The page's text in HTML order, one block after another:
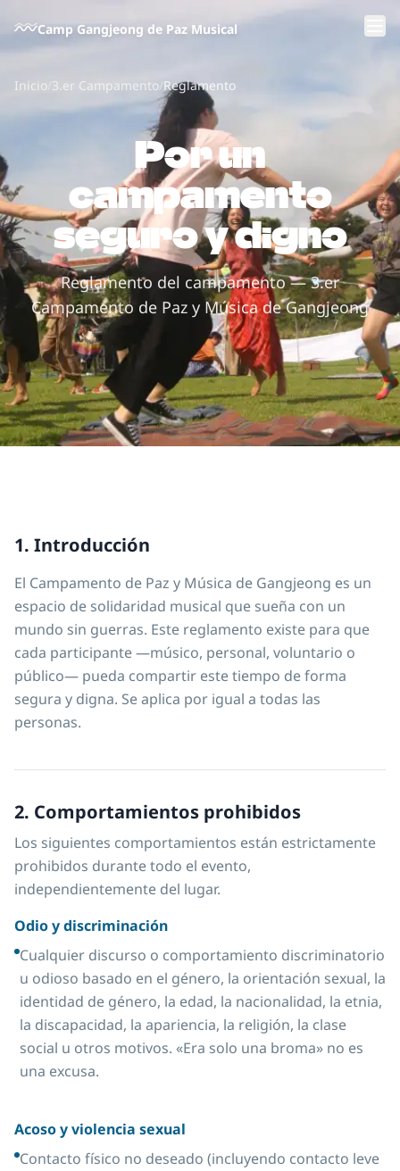
Camp Gangjeong de Paz Musical
Inicio 3.er Campamento/Reglamento
Por un
campamento
seguro y digno
Reglamento del campamento — 3.er
Campamento de Paz y Música de Gangjeong
1. Introducción
El Campamento de Paz y Música de Gangjeong es un
espacio de solidaridad musical que sueña con un
mundo sin guerras. Este reglamento existe para que
cada participante —músico, personal, voluntario o
público— pueda compartir este tiempo de forma
segura y digna. Se aplica por igual a todas las
personas.
2. Comportamientos prohibidos
Los siguientes comportamientos están estrictamente
prohibidos durante todo el evento,
independientemente del lugar.
Odio y discriminación
Cualquier discurso o comportamiento discriminatorio
u odioso basado en el género, la orientación sexual, la
identidad de género, la edad, la nacionalidad, la etnia,
la discapacidad, la apariencia, la religión, la clase
social u otros motivos. «Era solo una broma» no es
una excusa.
Acoso y violencia sexual
Contacto físico no deseado (incluyendo contacto leve